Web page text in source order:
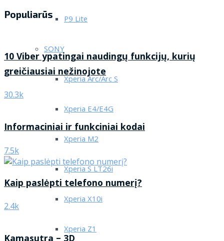
P9 Lite
SONY
Xperia Arc/Arc S
Xperia E4/E4G
Xperia M2
Xperia S LT26i
Xperia X10i
Xperia Z1
Populiarūs
10 Viber ypatingai naudingų funkcijų, kurių
greičiausiai nežinojote
30.3k
Informaciniai ir funkciniai kodai
7.5k
Kaip paslėpti telefono numerį?
2.4k